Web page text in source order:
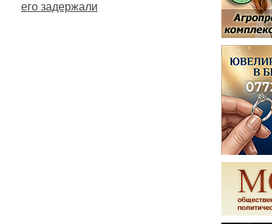
его задержали